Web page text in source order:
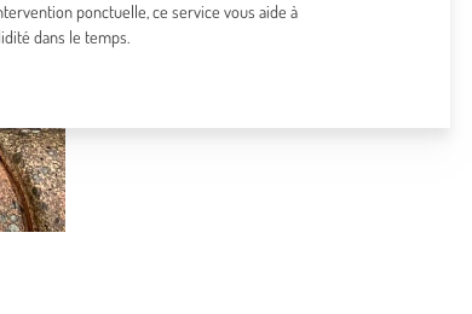
ponctuelle, ce service vous aide à
dans le temps.